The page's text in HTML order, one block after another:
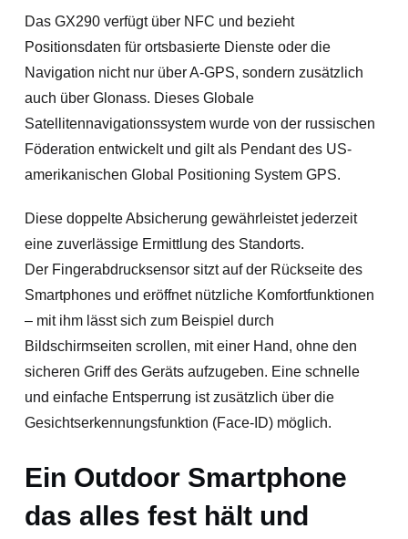
Das GX290 verfügt über NFC und bezieht
Positionsdaten für ortsbasierte Dienste oder die
Navigation nicht nur über A-GPS, sondern zusätzlich
auch über Glonass. Dieses Globale
Satellitennavigationssystem wurde von der russischen
Föderation entwickelt und gilt als Pendant des US-
amerikanischen Global Positioning System GPS.
Diese doppelte Absicherung gewährleistet jederzeit
eine zuverlässige Ermittlung des Standorts.
Der Fingerabdrucksensor sitzt auf der Rückseite des
Smartphones und eröffnet nützliche Komfortfunktionen
– mit ihm lässt sich zum Beispiel durch
Bildschirmseiten scrollen, mit einer Hand, ohne den
sicheren Griff des Geräts aufzugeben. Eine schnelle
und einfache Entsperrung ist zusätzlich über die
Gesichtserkennungsfunktion (Face-ID) möglich.
Ein Outdoor Smartphone
das alles fest hält und